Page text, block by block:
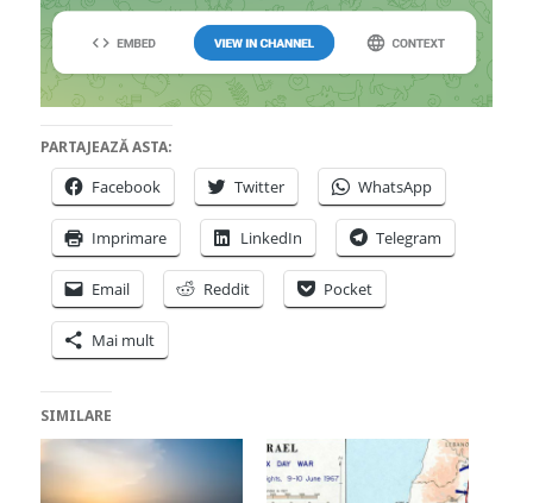
PARTAJEAZĂ ASTA:
Facebook Twitter WhatsApp
Imprimare LinkedIn Telegram
Email Reddit Pocket
Mai mult
SIMILARE